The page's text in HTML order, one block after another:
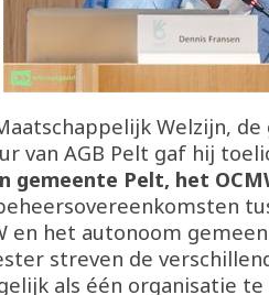
Welzijn,
van AGB Pelt gaf hij
gemeente Pelt, het
en het autonoom
streven de
als één organisatie